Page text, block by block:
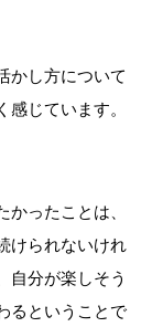
かし方について
じています。
ったことは、
けられないけれ
自分が楽しそう
るということで